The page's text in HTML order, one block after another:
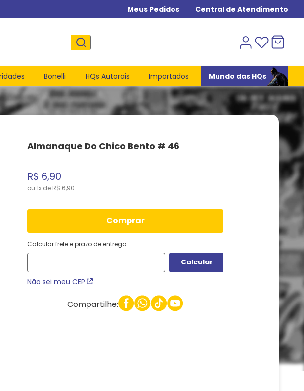
Meus Pedidos Central de Atendimento
Bonelli HQs Autorais Importados Mundo das HQs
Almanaque Do Chico Bento # 46
R$ 6,90
ou 1x de R$ 6,90
comprar
Calcular frete e prazo de entrega
Não sei meu CEP
Compartilhe: